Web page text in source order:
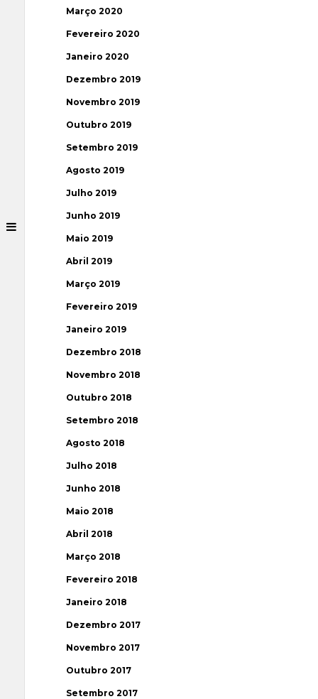
Março 2020
Fevereiro 2020
Janeiro 2020
Dezembro 2019
Novembro 2019
Outubro 2019
Setembro 2019
Agosto 2019
Julho 2019
Junho 2019
Maio 2019
Abril 2019
Março 2019
Fevereiro 2019
Janeiro 2019
Dezembro 2018
Novembro 2018
Outubro 2018
Setembro 2018
Agosto 2018
Julho 2018
Junho 2018
Maio 2018
Abril 2018
Março 2018
Fevereiro 2018
Janeiro 2018
Dezembro 2017
Novembro 2017
Outubro 2017
Setembro 2017